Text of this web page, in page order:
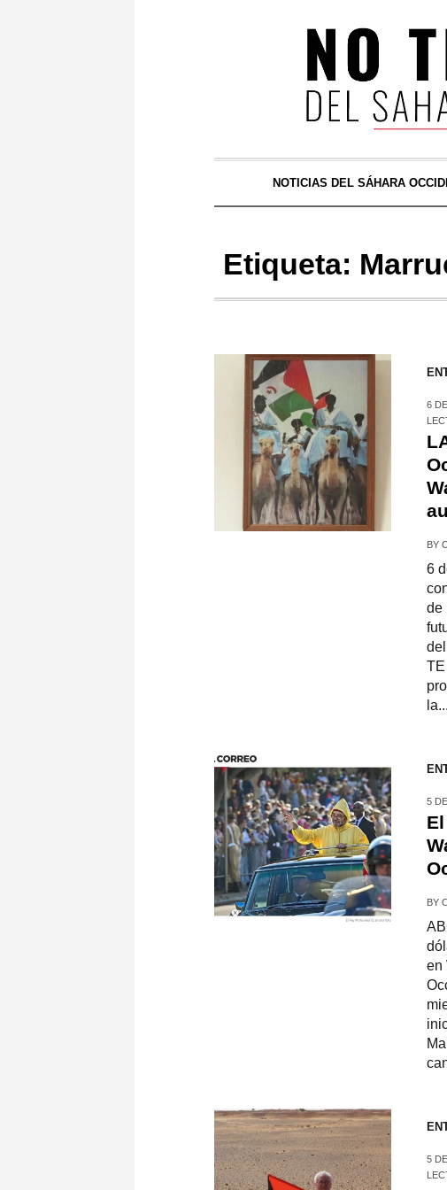
NOTICIAS DEL SÁHARA
Etiqueta:
6
BY
6
de
la...
5
BY
en
5